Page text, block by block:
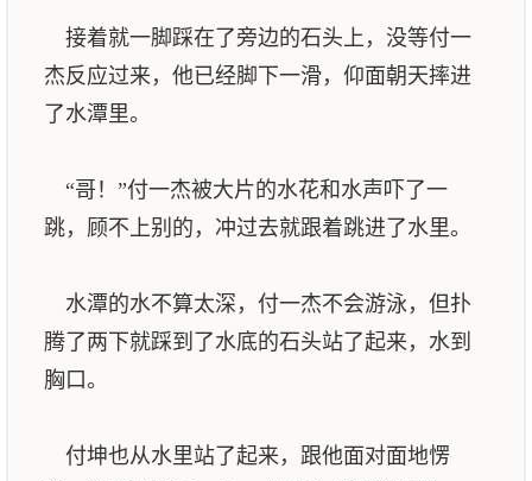
接着就一脚踩在了旁边的石头上，没等付一
杰反应过来，他已经脚下一滑，仰面朝天摔进
了水潭里。
“哥！”付一杰被大片的水花和水声吓了一
跳，顾不上别的，冲过去就跟着跳进了水里。
水潭的水不算太深，付一杰不会游泳，但扑
腾了两下就踩到了水底的石头站了起来，水到
胸口。
付坤也从水里站了起来，跟他面对面地愣